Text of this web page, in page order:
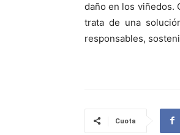
daño en los viñedos.
trata de una
responsables,
Cuota